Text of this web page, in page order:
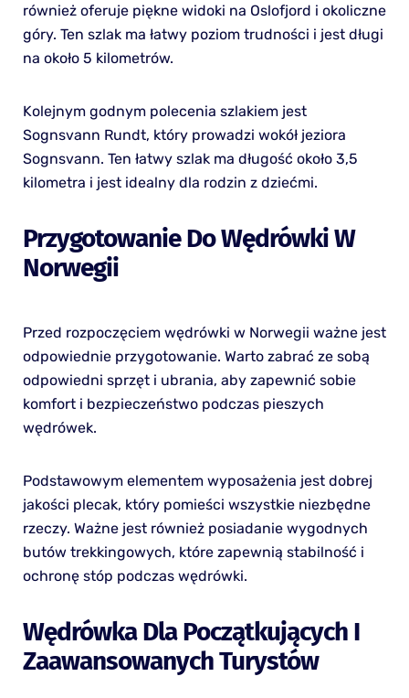
również oferuje piękne widoki na Oslofjord i okoliczne
góry. Ten szlak ma łatwy poziom trudności i jest długi
na około 5 kilometrów.
Kolejnym godnym polecenia szlakiem jest
Sognsvann Rundt, który prowadzi wokół jeziora
Sognsvann. Ten łatwy szlak ma długość około 3,5
kilometra i jest idealny dla rodzin z dziećmi.
Przygotowanie Do Wędrówki W
Norwegii
Przed rozpoczęciem wędrówki w Norwegii ważne jest
odpowiednie przygotowanie. Warto zabrać ze sobą
odpowiedni sprzęt i ubrania, aby zapewnić sobie
komfort i bezpieczeństwo podczas pieszych
wędrówek.
Podstawowym elementem wyposażenia jest dobrej
jakości plecak, który pomieści wszystkie niezbędne
rzeczy. Ważne jest również posiadanie wygodnych
butów trekkingowych, które zapewnią stabilność i
ochronę stóp podczas wędrówki.
Wędrówka Dla Początkujących I
Zaawansowanych Turystów